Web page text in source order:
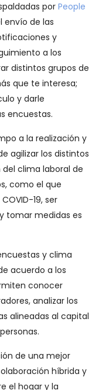
por People
envío de las
y
a los
distintos grupos de
que te interesa;
y darle
encuestas.
a la realización y
agilizar los distintos
clima laboral de
como el que
19, ser
tomar medidas es
y clima
acuerdo a los
conocer
analizar los
alineadas al capital
de una mejor
híbrida y
el hogar y la